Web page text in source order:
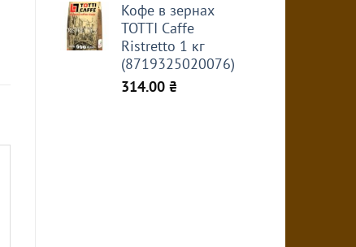
Кофе в зернах
TOTTI Caffe
Ristretto 1 кг
(8719325020076)
314.00 ₴